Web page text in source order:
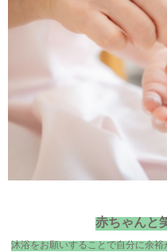
赤ちゃんと
沐浴をお願いすることで自分に余